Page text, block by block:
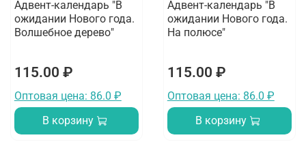
Адвент-календарь "В
ожидании Нового года.
Волшебное дерево"
115.00 ₽
Оптовая цена: 86.0 ₽
В корзину
Адвент-календарь "В
ожидании Нового года.
На полюсе"
115.00 ₽
Оптовая цена: 86.0 ₽
В корзину